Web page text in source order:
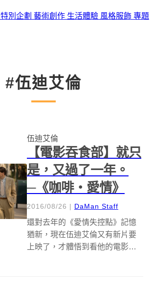
特別企劃 藝術創作 生活體驗 風格服飾 專題
#伍迪艾倫
伍迪艾倫
【電影吞食部】就只
是，又過了一年。
─《咖啡‧愛情》
2016/08/26 | DaMan Staff
還對去年的《愛情失控點》記憶
猶新，現在伍迪艾倫又有新片要
上映了，才體悟到看他的電影就